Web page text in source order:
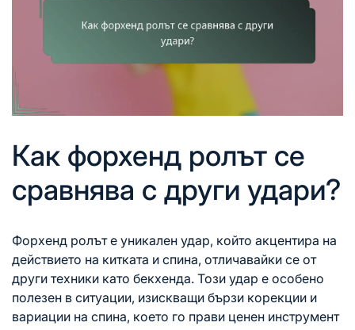
Как форхенд ролът се
сравнява с други удари?
Форхенд ролът е уникален удар, който акцентира на
действието на китката и спина, отличавайки се от
други техники като бекхенда. Този удар е особено
полезен в ситуации, изискващи бързи корекции и
вариации на спина, което го прави ценен инструмент